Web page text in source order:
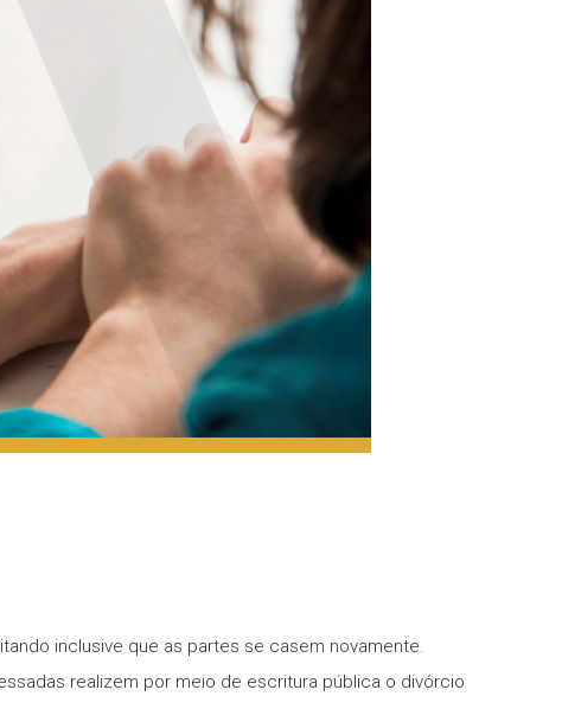
inclusive que as partes se casem novamente.
realizem por meio de escritura pública o divórcio